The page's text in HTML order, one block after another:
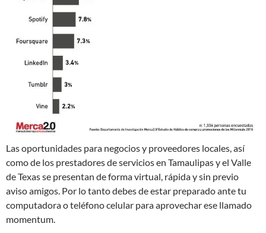
Las oportunidades para negocios y proveedores locales, así
como de los prestadores de servicios en Tamaulipas y el Valle
de Texas se presentan de forma virtual, rápida y sin previo
aviso amigos. Por lo tanto debes de estar preparado ante tu
computadora o teléfono celular para aprovechar ese llamado
momentum.